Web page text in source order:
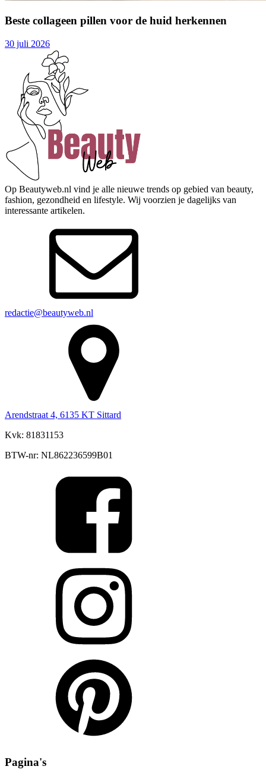
Beste collageen pillen voor de huid herkennen
30 juli 2026
Op Beautyweb.nl vind je alle nieuwe trends op gebied van beauty,
fashion, gezondheid en lifestyle. Wij voorzien je dagelijks van
interessante artikelen.
redactie@beautyweb.nl
Arendstraat 4, 6135 KT Sittard
Kvk: 81831153
BTW-nr: NL862236599B01
Pagina's